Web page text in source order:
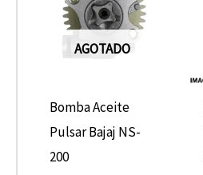
AGOTADO
Bomba Aceite
Pulsar Bajaj NS-
200